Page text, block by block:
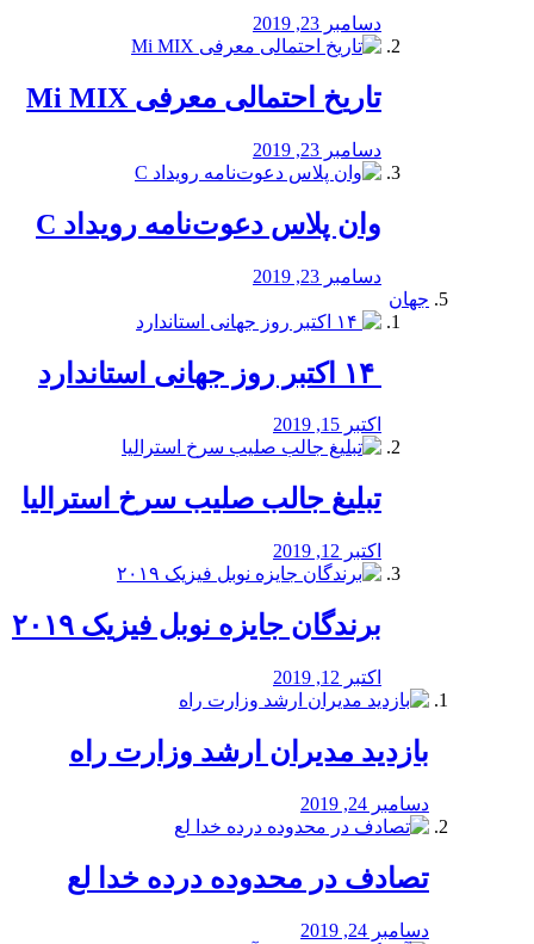
دسامبر 23, 2019
تاریخ احتمالی معرفی Mi MIX
دسامبر 23, 2019
وان پلاس دعوت‌نامه رویداد C
دسامبر 23, 2019
جهان
اکتبر 15, 2019
تبلیغ جالب صلیب سرخ استرالیا
اکتبر 12, 2019
برندگان جایزه نوبل فیزیک ۲۰۱۹
اکتبر 12, 2019
بازدید مدیران ارشد وزارت راه
دسامبر 24, 2019
تصادف در محدوده درده خدا لع
دسامبر 24, 2019